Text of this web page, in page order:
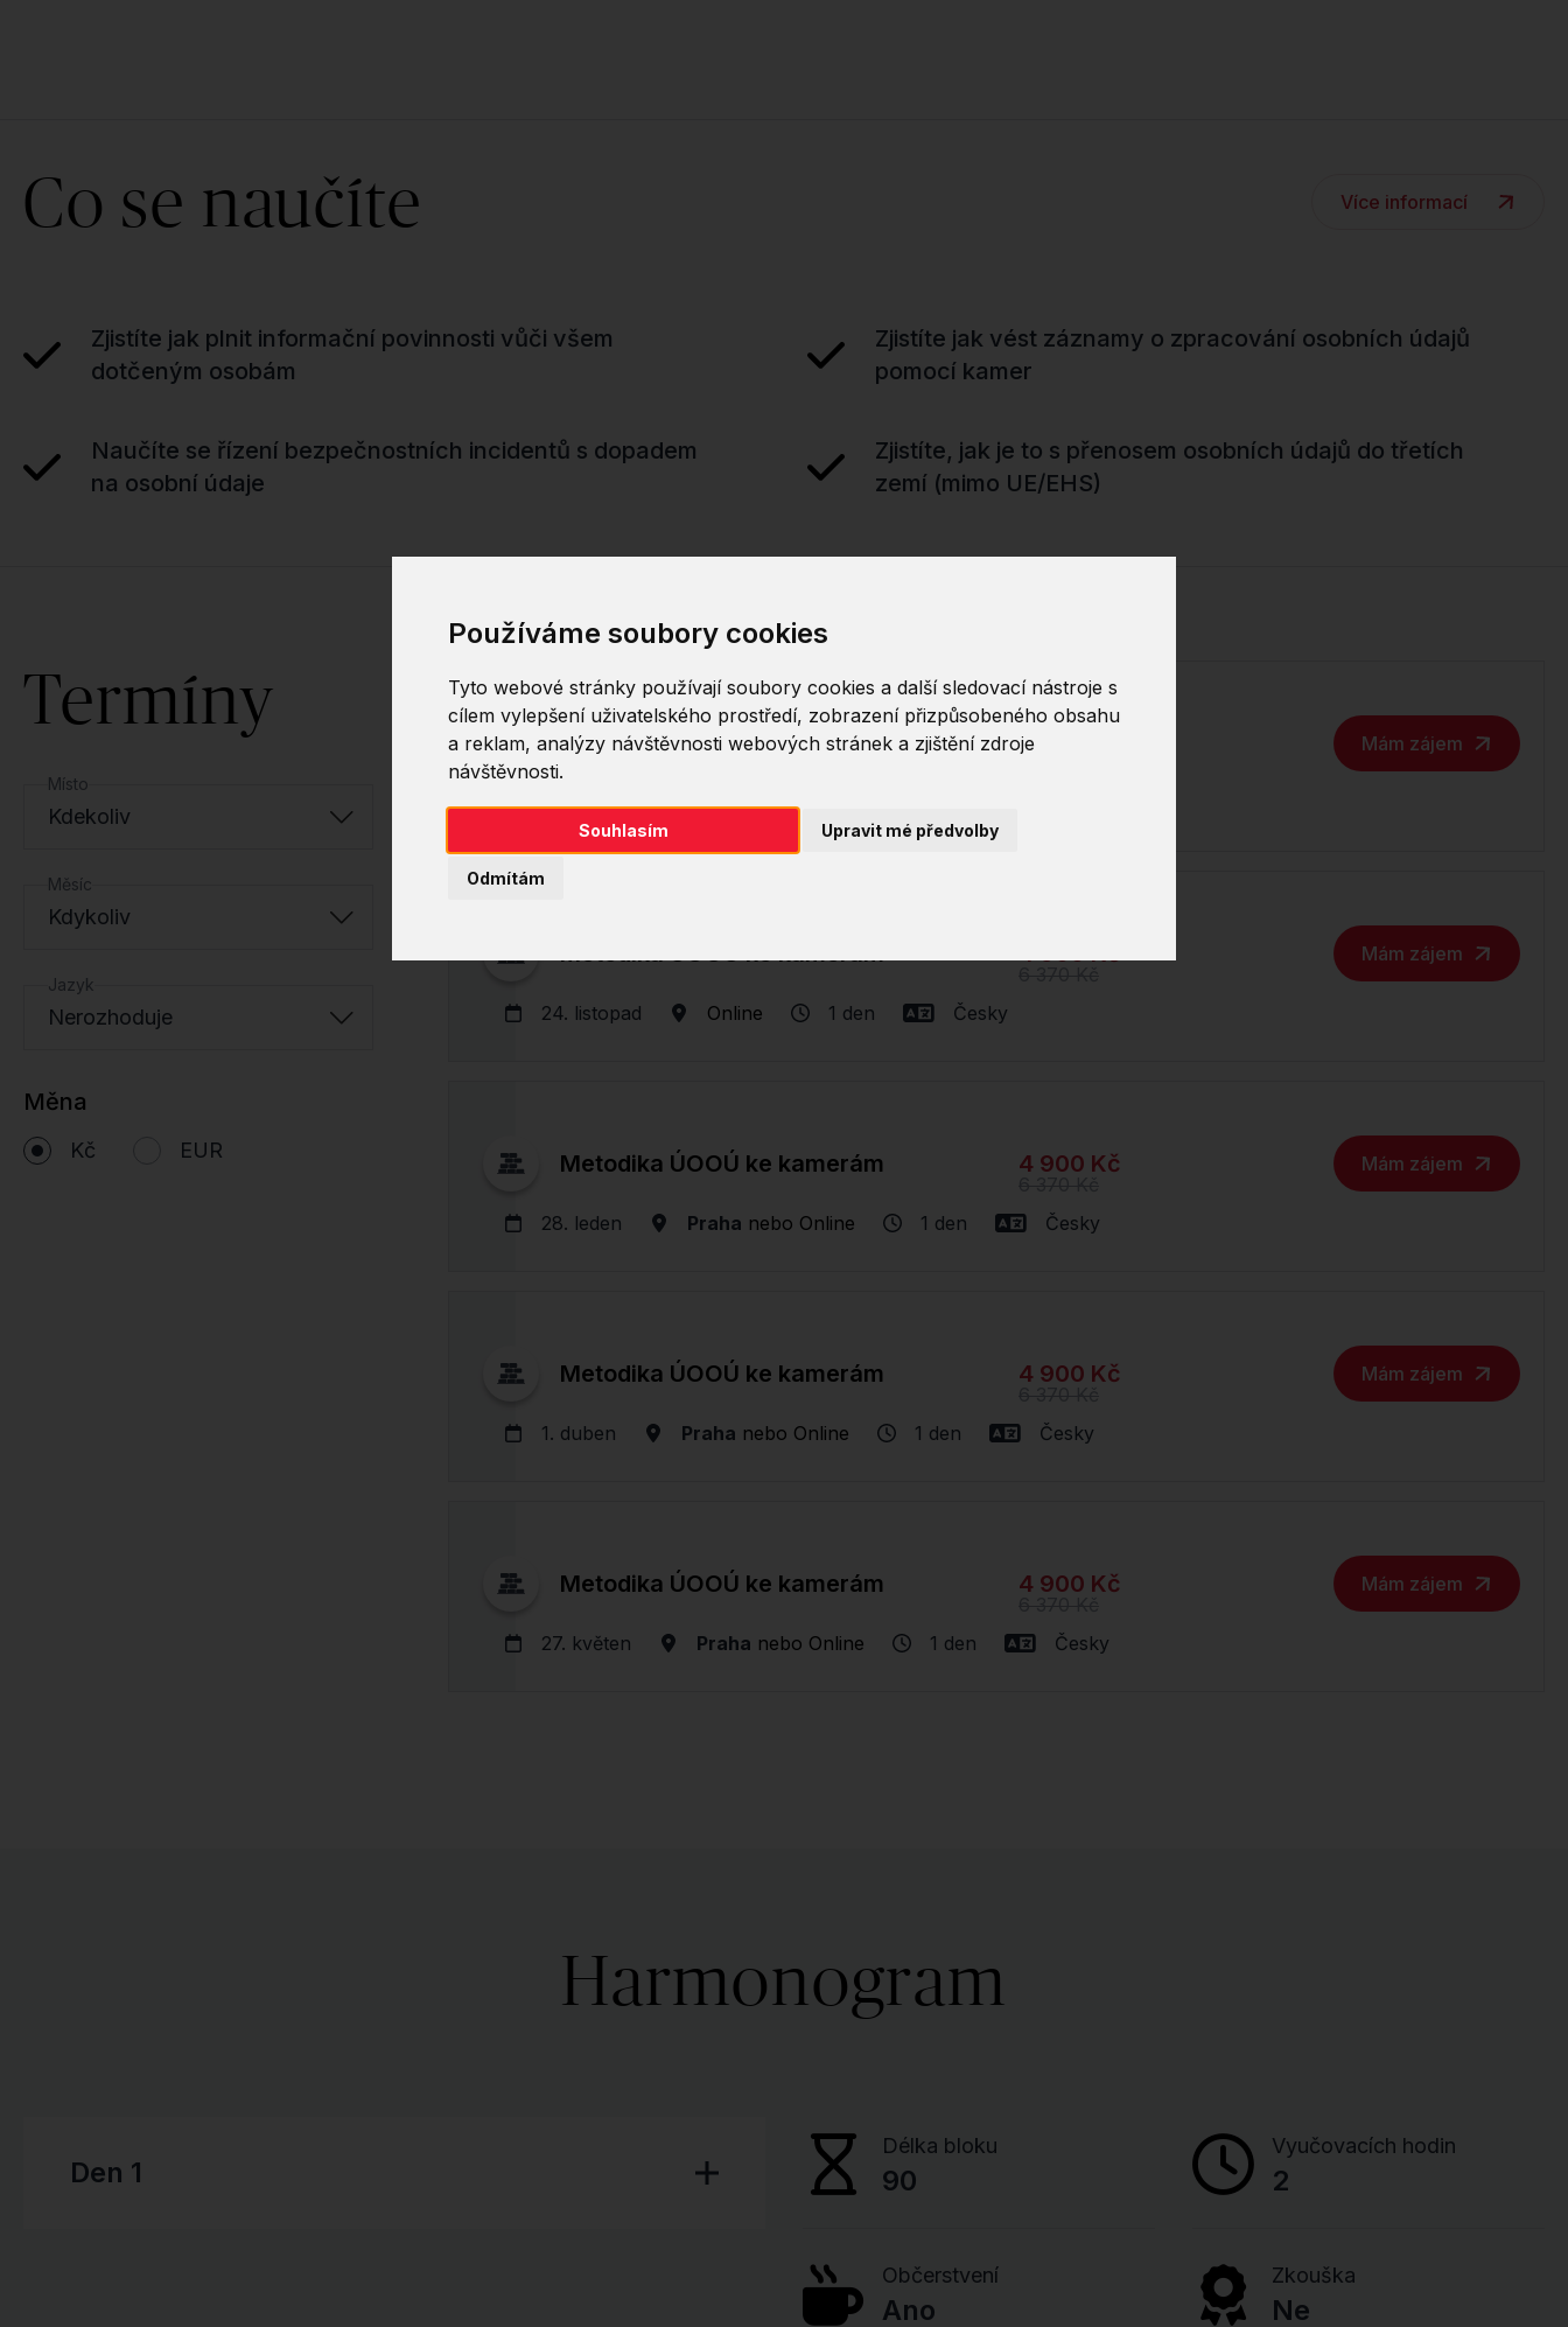
Používáme soubory cookies
Tyto webové stránky používají soubory cookies a další sledovací nástroje s
cílem vylepšení uživatelského prostředí, zobrazení přizpůsobeného obsahu
a reklam, analýzy návštěvnosti webových stránek a zjištění zdroje
návštěvnosti.
Souhlasím
Odmítám
Upravit mé předvolby
Co se naučíte Více informací
Zjistíte jak plnit informační povinnosti vůči všem
dotčeným osobám
Zjistíte jak vést záznamy o zpracování osobních údajů
pomocí kamer
Naučíte se řízení bezpečnostních incidentů s dopadem
na osobní údaje
Zjistíte, jak je to s přenosem osobních údajů do třetích
zemí (mimo UE/EHS)
Termíny
Místo
Kdekoliv
Měsíc
Kdykoliv
Jazyk
Nerozhoduje
Měna
Kč EUR
Metodika ÚOOÚ ke kamerám
22. září Online 1 den
4 900 Kč Mám zájem
Metodika ÚOOÚ ke kamerám
24. listopad Online 1 den Česky
Mám zájem
Metodika ÚOOÚ ke kamerám
28. leden Praha nebo Online 1 den Česky
4 900 Kč Mám zájem
Metodika ÚOOÚ ke kamerám
1. duben Praha nebo Online 1 den Česky
4 900 Kč Mám zájem
Metodika ÚOOÚ ke kamerám
27. květen Praha nebo Online 1 den Česky
4 900 Kč Mám zájem
Harmonogram
Den 1
Délka bloku
90
Vyučovacích hodin
2
Občerstvení
Ano
Zkouška
Ne